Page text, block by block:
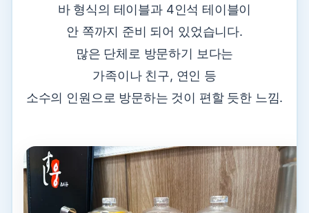
바 형식의 테이블과 4인석 테이블이
안 쪽까지 준비 되어 있었습니다.
많은 단체로 방문하기 보다는
가족이나 친구, 연인 등
소수의 인원으로 방문하는 것이 편할 듯한 느낌.